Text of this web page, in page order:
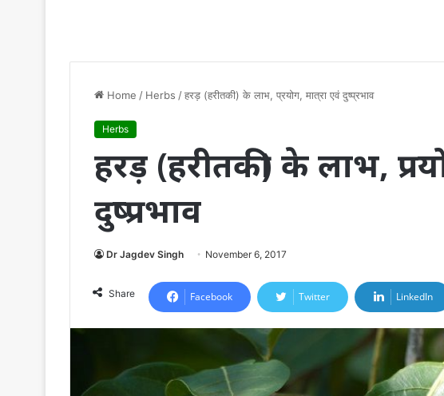
Home / Herbs /हरड़ (हरीतकी) के लाभ, प्रयोग, मात्रा एवं दुष्प्रभाव
Herbs
हरड़ (हरीतकी) के लाभ,
दुष्प्रभाव
Dr Jagdev Singh November 6, 2017
Share Facebook Twitter LinkedIn